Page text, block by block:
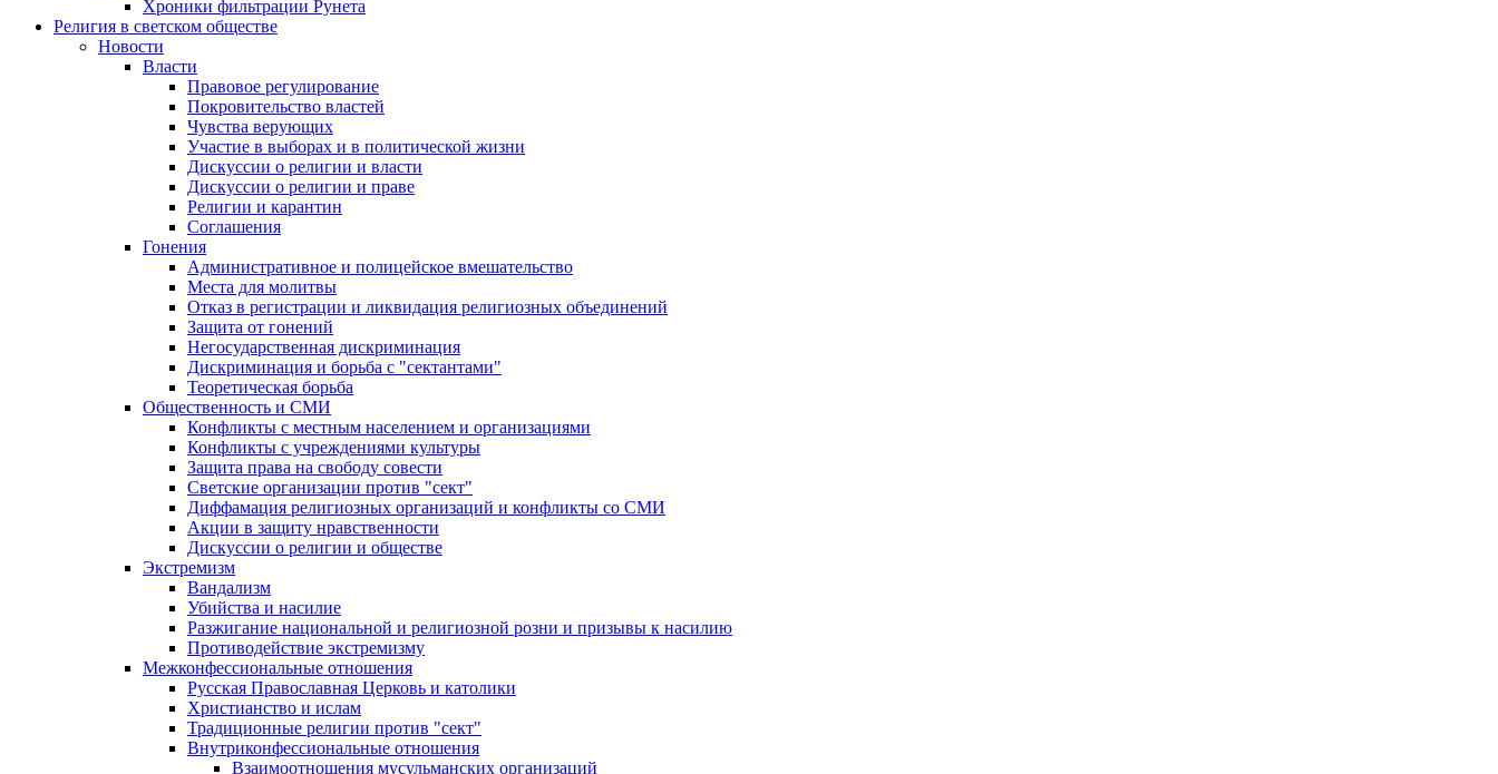
Хроники фильтрации Рунета
Религия в светском обществе
Новости
Власти
Правовое регулирование
Покровительство властей
Чувства верующих
Участие в выборах и в политической жизни
Дискуссии о религии и власти
Дискуссии о религии и праве
Религии и карантин
Соглашения
Гонения
Административное и полицейское вмешательство
Места для молитвы
Отказ в регистрации и ликвидация религиозных объединений
Защита от гонений
Негосударственная дискриминация
Дискриминация и борьба с "сектантами"
Теоретическая борьба
Общественность и СМИ
Конфликты с местным населением и организациями
Конфликты с учреждениями культуры
Защита права на свободу совести
Светские организации против "сект"
Диффамация религиозных организаций и конфликты со СМИ
Акции в защиту нравственности
Дискуссии о религии и обществе
Экстремизм
Вандализм
Убийства и насилие
Разжигание национальной и религиозной розни и призывы к насилию
Противодействие экстремизму
Межконфессиональные отношения
Русская Православная Церковь и католики
Христианство и ислам
Традиционные религии против "сект"
Внутриконфессиональные отношения
Взаимоотношения мусульманских организаций